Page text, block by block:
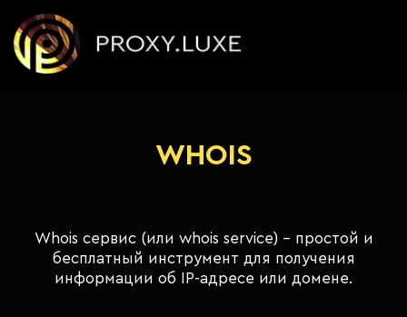
WHOIS
Whois сервис (или whois service) - простой и
бесплатный инструмент для получения
информации об IP-адресе или домене.